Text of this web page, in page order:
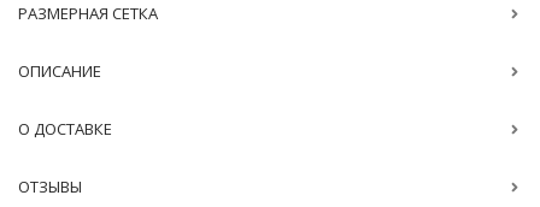
РАЗМЕРНАЯ СЕТКА
ОПИСАНИЕ
О ДОСТАВКЕ
ОТЗЫВЫ